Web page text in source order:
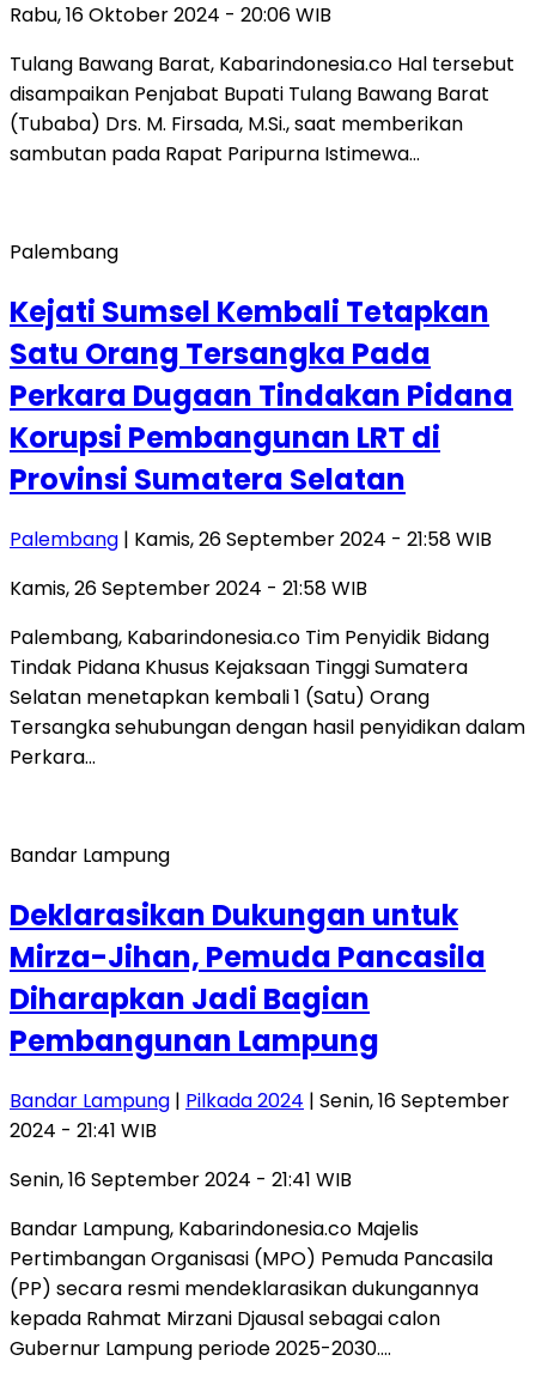
Rabu, 16 Oktober 2024 - 20:06 WIB
Tulang Bawang Barat, Kabarindonesia.co Hal tersebut
disampaikan Penjabat Bupati Tulang Bawang Barat
(Tubaba) Drs. M. Firsada, M.Si., saat memberikan
sambutan pada Rapat Paripurna Istimewa…
Palembang
Kejati Sumsel Kembali Tetapkan
Satu Orang Tersangka Pada
Perkara Dugaan Tindakan Pidana
Korupsi Pembangunan LRT di
Provinsi Sumatera Selatan
Palembang | Kamis, 26 September 2024 - 21:58 WIB
Kamis, 26 September 2024 - 21:58 WIB
Palembang, Kabarindonesia.co Tim Penyidik Bidang
Tindak Pidana Khusus Kejaksaan Tinggi Sumatera
Selatan menetapkan kembali 1 (Satu) Orang
Tersangka sehubungan dengan hasil penyidikan dalam
Perkara…
Bandar Lampung
Deklarasikan Dukungan untuk
Mirza-Jihan, Pemuda Pancasila
Diharapkan Jadi Bagian
Pembangunan Lampung
Bandar Lampung | Pilkada 2024 | Senin, 16 September
2024 - 21:41 WIB
Senin, 16 September 2024 - 21:41 WIB
Bandar Lampung, Kabarindonesia.co Majelis
Pertimbangan Organisasi (MPO) Pemuda Pancasila
(PP) secara resmi mendeklarasikan dukungannya
kepada Rahmat Mirzani Djausal sebagai calon
Gubernur Lampung periode 2025-2030….